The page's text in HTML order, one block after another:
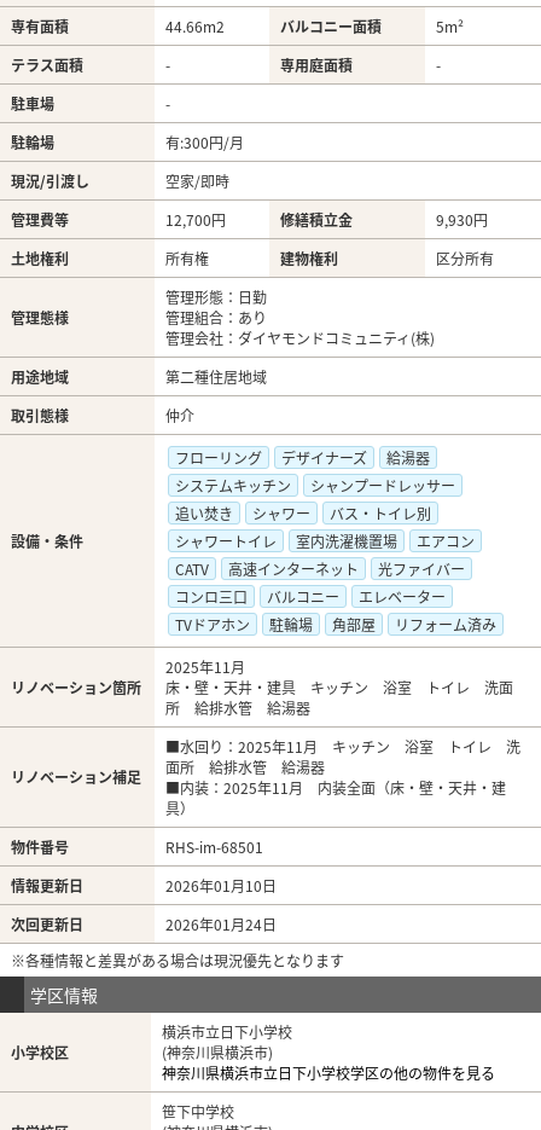
専有面積
44.66m2 バルコニー面積
5m²
テラス面積
- 専用庭面積
-
駐車場
-
駐輪場
有:300円/月
現況/引渡し
空家/即時
管理費等
12,700円 修繕積立金
9,930円
土地権利
所有権 建物権利 区分所有
管理態様
管理形態：日勤
管理組合：あり
管理会社：ダイヤモンドコミュニティ(株)
用途地域
第二種住居地域
取引態様
仲介
設備・条件
フローリング デザイナーズ
給湯器
システムキッチン
シャンプードレッサー
追い焚き
シャワー
バス・トイレ別
シャワートイレ
室内洗濯機置場
エアコン
CATV
高速インターネット
光ファイバー
コンロ三口
バルコニー
エレベーター
TVドアホン
駐輪場 角部屋 リフォーム済み
リノベーション箇所
2025年11月
床・壁・天井・建具 キッチン 浴室 トイレ 洗面
所 給排水管 給湯器
リノベーション補足
■水回り：2025年11月 キッチン 浴室 トイレ 洗
面所 給排水管 給湯器
■内装：2025年11月 内装全面（床・壁・天井・建
具）
物件番号
RHS-im-68501
情報更新日
2026年01月10日
次回更新日
2026年01月24日
※各種情報と差異がある場合は現況優先となります
学区情報
小学校区
横浜市立日下小学校
(神奈川県横浜市)
神奈川県横浜市立日下小学校学区の他の物件を見る
笹下中学校